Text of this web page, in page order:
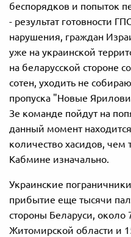
беспорядков и попыток
- результат готовности
нарушения, граждан
уже на украинской
на беларусской стороне
сотен, уходить не
пропуска "Новые
Зе команде пойдут на
данный момент
количество хасидов, чем
Кабмине изначально.
Украинские
прибытие еще тысячи
стороны Беларуси, около
Житомирской области и